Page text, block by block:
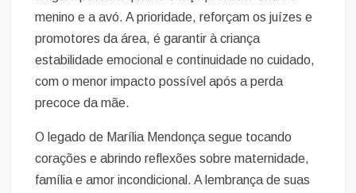
menino e a avó. A prioridade, reforçam os juízes e
promotores da área, é garantir à criança
estabilidade emocional e continuidade no cuidado,
com o menor impacto possível após a perda
precoce da mãe.
O legado de Marília Mendonça segue tocando
corações e abrindo reflexões sobre maternidade,
família e amor incondicional. A lembrança de suas